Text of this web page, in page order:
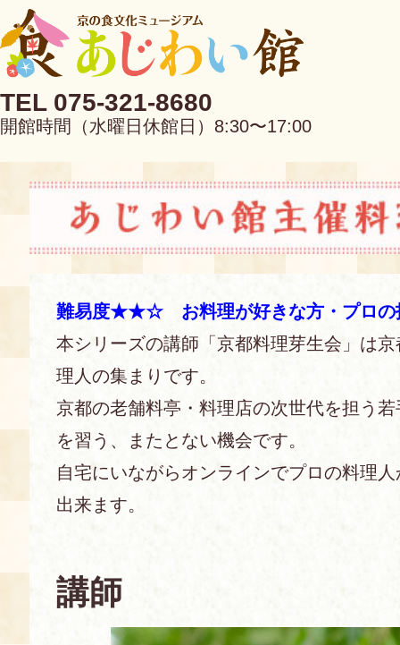
TEL 075-321-8680
開館時間（水曜日休館日）8:30〜17:00
EN 中文
当館について
あじわい館とは
京の食文化について
アクセス
料理教室
キャンセル・ご変更
難易度★★☆ お料理が好きな方・プロの
本シリーズの講師「京都料理芽生会」は
理人の集まりです。
京都の老舗料亭・料理店の次世代を担う
を習う、またとない機会です。
自宅にいながらオンラインでプロの料理
出来ます。
講師